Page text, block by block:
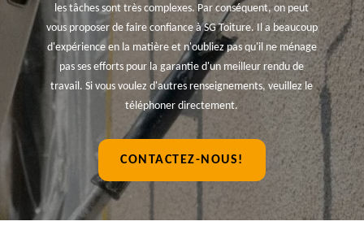
les tâches sont très complexes. Par conséquent, on peut
vous proposer de faire confiance à SG Toiture. Il a beaucoup
d'expérience en la matière et n'oubliez pas qu'il ne ménage
pas ses efforts pour la garantie d'un meilleur rendu de
travail. Si vous voulez d'autres renseignements, veuillez le
téléphoner directement.
CONTACTEZ-NOUS!